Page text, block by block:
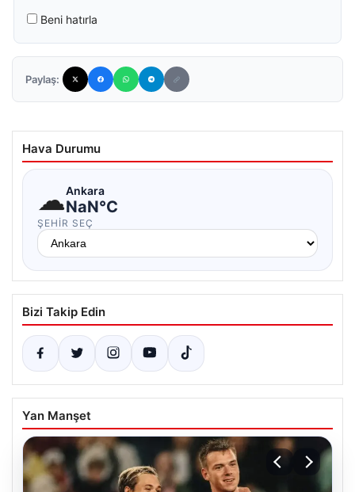
Beni hatırla
Paylaş:
Hava Durumu
☁Ankara
NaN°C
ŞEHIR SEÇ
Bizi Takip Edin
Yan Manşet